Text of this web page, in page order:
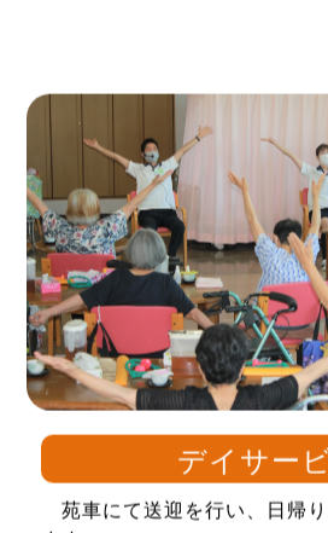
デイサー
苑車にて送迎を行い、日帰